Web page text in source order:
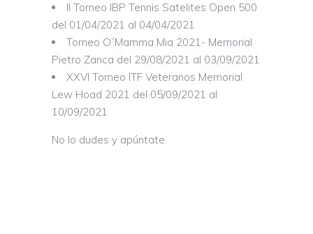
II Torneo IBP Tennis Satelites Open 500
del 01/04/2021 al 04/04/2021
Torneo O´Mamma Mia 2021- Memorial
Pietro Zanca del 29/08/2021 al 03/09/2021
XXVI Torneo ITF Veteranos Memorial
Lew Hoad 2021 del 05/09/2021 al
10/09/2021
No lo dudes y apúntate.